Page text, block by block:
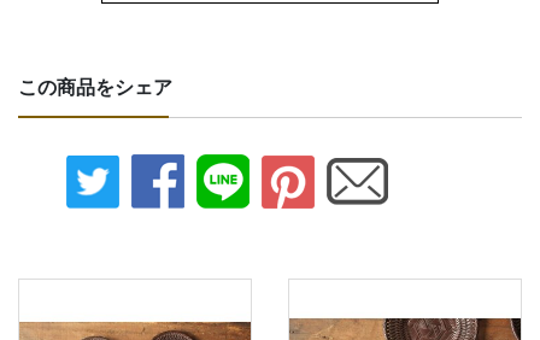
この商品をシェア